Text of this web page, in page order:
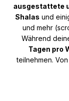
ausgestattete
Shalas und
und mehr
Während
Tagen pro
teilnehmen.